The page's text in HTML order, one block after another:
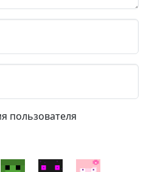
пользователя